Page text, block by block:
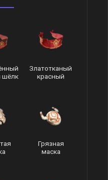
шёлк
Златотканый
красный
Грязная
маска